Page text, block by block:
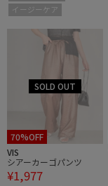
イージーケア
70%OFF
VIS
シアーカーゴパンツ
¥1,977